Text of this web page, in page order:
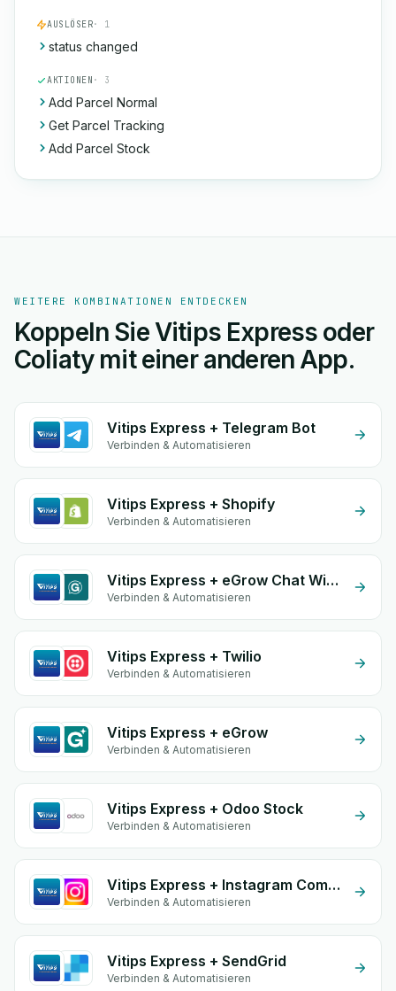
AUSLÖSER· 1
status changed
AKTIONEN · 3
Add Parcel Normal
Get Parcel Tracking
Add Parcel Stock
WEITERE KOMBINATIONEN ENTDECKEN
Koppeln Sie Vitips Express oder
Coliaty mit einer anderen App.
Vitips Express + Telegram Bot
Verbinden & Automatisieren
Vitips Express + Shopify
Verbinden & Automatisieren
Vitips Express + eGrow Chat Widget
Verbinden & Automatisieren
Vitips Express + Twilio
Verbinden & Automatisieren
Vitips Express + eGrow
Verbinden & Automatisieren
Vitips Express + Odoo Stock
Verbinden & Automatisieren
Vitips Express + Instagram Comment
Verbinden & Automatisieren
Vitips Express + SendGrid
Verbinden & Automatisieren